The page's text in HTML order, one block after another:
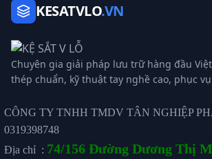
KESATVLO.VN
Chuyên gia giải pháp lưu trữ hàng đầu
thép chuẩn, kỹ thuật tay nghề cao, phục
CÔNG TY TNHH TMDV TÂN NGHIỆP
0319398748
Địa chỉ : 74/156 Đường Dương Thị